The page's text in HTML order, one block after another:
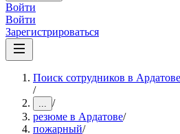
Войти
Войти
Зарегистрироваться
Поиск сотрудников в Ардатове
/
... /
резюме в Ардатове/
пожарный/